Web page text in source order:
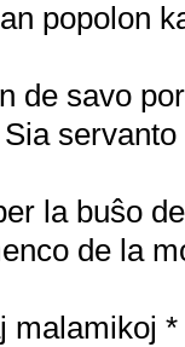
popolon
de savo
la buŝo
de la
malamikoj *